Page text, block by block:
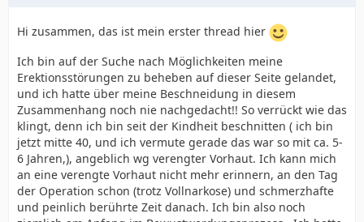
Hi zusammen, das ist mein erster thread hier
Ich bin auf der Suche nach Möglichkeiten meine
Erektionsstörungen zu beheben auf dieser Seite gelandet,
und ich hatte über meine Beschneidung in diesem
Zusammenhang noch nie nachgedacht!! So verrückt wie das
klingt, denn ich bin seit der Kindheit beschnitten ( ich bin
jetzt mitte 40, und ich vermute gerade das war so mit ca. 5-
6 Jahren,), angeblich wg verengter Vorhaut. Ich kann mich
an eine verengte Vorhaut nicht mehr erinnern, an den Tag
der Operation schon (trotz Vollnarkose) und schmerzhafte
und peinlich berührte Zeit danach. Ich bin also noch